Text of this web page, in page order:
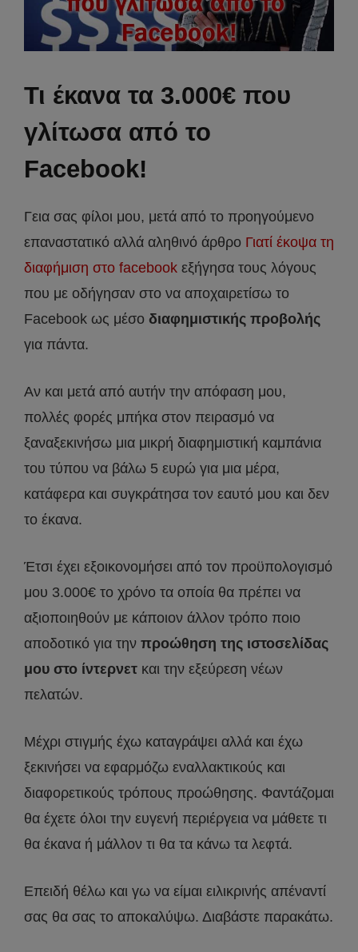
Τι έκανα τα 3.000€ που
γλίτωσα από το
Facebook!
Γεια σας φίλοι μου, μετά από το προηγούμενο
επαναστατικό αλλά αληθινό άρθρο Γιατί έκοψα τη
διαφήμιση στο facebook εξήγησα τους λόγους
που με οδήγησαν στο να αποχαιρετίσω το
Facebook ως μέσο διαφημιστικής προβολής
για πάντα.
Αν και μετά από αυτήν την απόφαση μου,
πολλές φορές μπήκα στον πειρασμό να
ξαναξεκινήσω μια μικρή διαφημιστική καμπάνια
του τύπου να βάλω 5 ευρώ για μια μέρα,
κατάφερα και συγκράτησα τον εαυτό μου και δεν
το έκανα.
Έτσι έχει εξοικονομήσει από τον προϋπολογισμό
μου 3.000€ το χρόνο τα οποία θα πρέπει να
αξιοποιηθούν με κάποιον άλλον τρόπο ποιο
αποδοτικό για την προώθηση της ιστοσελίδας
μου στο ίντερνετ και την εξεύρεση νέων
πελατών.
Μέχρι στιγμής έχω καταγράψει αλλά και έχω
ξεκινήσει να εφαρμόζω εναλλακτικούς και
διαφορετικούς τρόπους προώθησης. Φαντάζομαι
θα έχετε όλοι την ευγενή περιέργεια να μάθετε τι
θα έκανα ή μάλλον τι θα τα κάνω τα λεφτά.
Επειδή θέλω και γω να είμαι ειλικρινής απέναντί
σας θα σας το αποκαλύψω. Διαβάστε παρακάτω.